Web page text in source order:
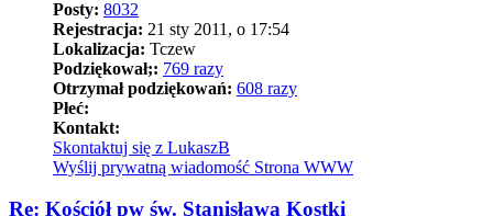
Posty: 8032
Rejestracja: 21 sty 2011, o 17:54
Lokalizacja: Tczew
Podziękował;: 769 razy
Otrzymał podziękowań: 608 razy
Płeć:
Kontakt:
Skontaktuj się z LukaszB
Wyślij prywatną wiadomość Strona WWW
Re: Kościół pw św. Stanisława Kostki